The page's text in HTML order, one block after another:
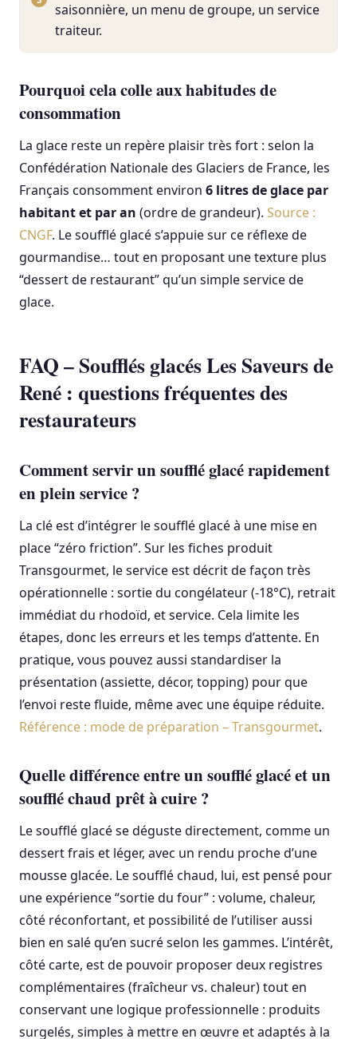
saisonnière, un menu de groupe, un service
traiteur.
Pourquoi cela colle aux habitudes de
consommation
La glace reste un repère plaisir très fort : selon la
Confédération Nationale des Glaciers de France, les
Français consomment environ 6 litres de glace par
habitant et par an (ordre de grandeur). Source :
CNGF. Le soufflé glacé s’appuie sur ce réflexe de
gourmandise… tout en proposant une texture plus
“dessert de restaurant” qu’un simple service de
glace.
FAQ – Soufflés glacés Les Saveurs de
René : questions fréquentes des
restaurateurs
Comment servir un soufflé glacé rapidement
en plein service ?
La clé est d’intégrer le soufflé glacé à une mise en
place “zéro friction”. Sur les fiches produit
Transgourmet, le service est décrit de façon très
opérationnelle : sortie du congélateur (-18°C), retrait
immédiat du rhodoïd, et service. Cela limite les
étapes, donc les erreurs et les temps d’attente. En
pratique, vous pouvez aussi standardiser la
présentation (assiette, décor, topping) pour que
l’envoi reste fluide, même avec une équipe réduite.
Référence : mode de préparation – Transgourmet.
Quelle différence entre un soufflé glacé et un
soufflé chaud prêt à cuire ?
Le soufflé glacé se déguste directement, comme un
dessert frais et léger, avec un rendu proche d’une
mousse glacée. Le soufflé chaud, lui, est pensé pour
une expérience “sortie du four” : volume, chaleur,
côté réconfortant, et possibilité de l’utiliser aussi
bien en salé qu’en sucré selon les gammes. L’intérêt,
côté carte, est de pouvoir proposer deux registres
complémentaires (fraîcheur vs. chaleur) tout en
conservant une logique professionnelle : produits
surgelés, simples à mettre en œuvre et adaptés à la